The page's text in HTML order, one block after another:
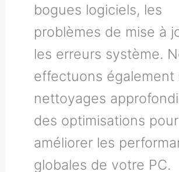
bogues logiciels, les
problèmes de mise à
les erreurs système.
effectuons également
nettoyages
des optimisations pour
améliorer les
globales de votre PC.